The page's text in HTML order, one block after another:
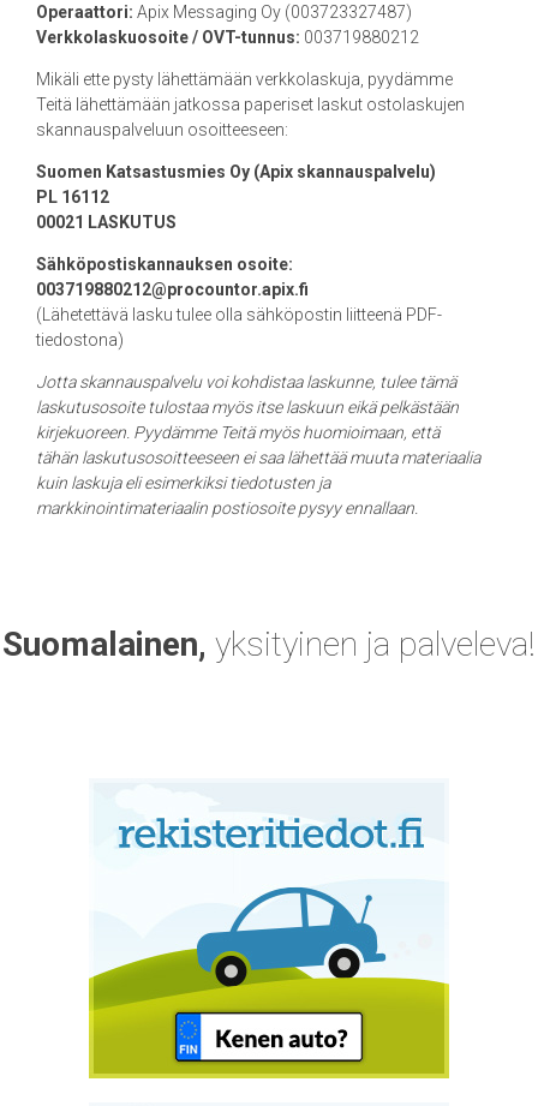
Operaattori: Apix Messaging Oy (003723327487)
Verkkolaskuosoite / OVT-tunnus: 003719880212
Mikäli ette pysty lähettämään verkkolaskuja, pyydämme
Teitä lähettämään jatkossa paperiset laskut ostolaskujen
skannauspalveluun osoitteeseen:
Suomen Katsastusmies Oy (Apix skannauspalvelu)
PL 16112
00021 LASKUTUS
Sähköpostiskannauksen osoite:
003719880212@procountor.apix.fi
(Lähetettävä lasku tulee olla sähköpostin liitteenä PDF-
tiedostona)
Jotta skannauspalvelu voi kohdistaa laskunne, tulee tämä
laskutusosoite tulostaa myös itse laskuun eikä pelkästään
kirjekuoreen. Pyydämme Teitä myös huomioimaan, että
tähän laskutusosoitteeseen ei saa lähettää muuta materiaalia
kuin laskuja eli esimerkiksi tiedotusten ja
markkinointimateriaalin postiosoite pysyy ennallaan.
Suomalainen, yksityinen ja palveleva!